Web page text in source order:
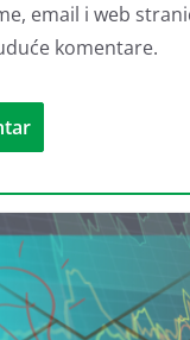
email i web
komentare.